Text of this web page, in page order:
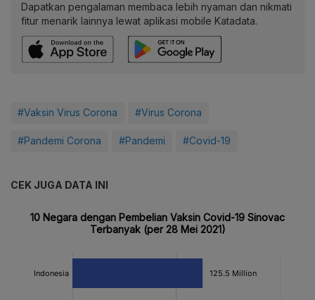
Dapatkan pengalaman membaca lebih nyaman dan nikmati
fitur menarik lainnya lewat aplikasi mobile Katadata.
#Vaksin Virus Corona #Virus Corona
#Pandemi Corona #Pandemi #Covid-19
CEK JUGA DATA INI